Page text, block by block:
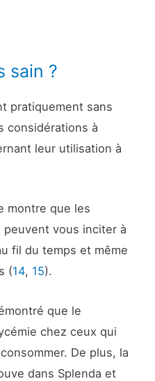
sain ?
pratiquement sans
considérations à
leur utilisation à
montre que les
vous inciter à
fil du temps et même
(14, 15).
que le
chez ceux qui
De plus, la
dans Splenda et